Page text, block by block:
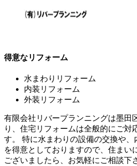
得意なリフォーム
水まわりリフォーム
内装リフォーム
外装リフォーム
有限会社リバープランニングは墨田
り、住宅リフォームは全般的にご対
す。 特に水まわりの設備の交換や
を得意としておりますので、住まい
ございましたら、お気軽にご相談下